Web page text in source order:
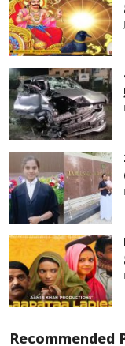
Recommended